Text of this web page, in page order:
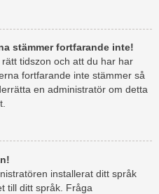
stämmer fortfarande inte!
tidszon och att du har har
fortfarande inte stämmer så
en administratör om detta
installerat ditt språk
till ditt språk. Fråga